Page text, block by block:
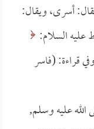
أسرى، ويقال:
السلام:
وفي قراءة: (فاسر
صلى الله عليه وسلم,